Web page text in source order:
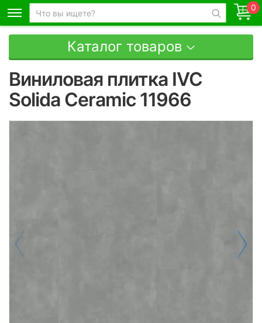
0
Каталог товаров
Виниловая плитка IVC
Solida Ceramic 11966